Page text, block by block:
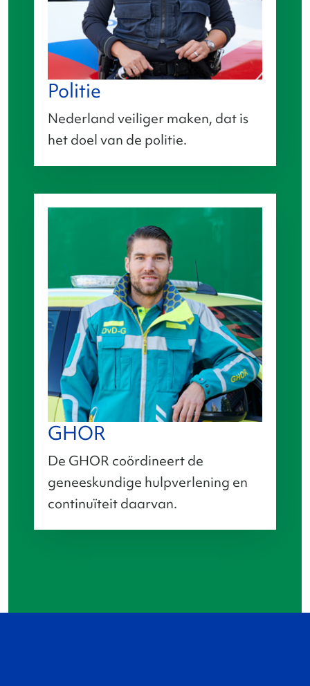
Politie
Nederland veiliger maken, dat is
het doel van de politie.
GHOR
De GHOR coördineert de
geneeskundige hulpverlening en
continuïteit daarvan.